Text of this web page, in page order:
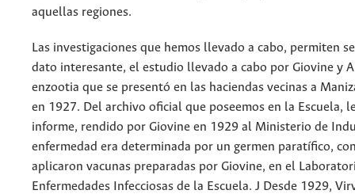
aquellas regiones.
Las investigaciones que hemos llevado a cabo, permiten
dato interesante, el estudio llevado a cabo por Giovine y
enzootia que se presentó en las haciendas vecinas a
en 1927. Del archivo oficial que poseemos en la Escuela,
informe, rendido por Giovine en 1929 al Ministerio de
enfermedad era determinada por un germen paratífico,
aplicaron vacunas preparadas por Giovine, en el
Enfermedades Infecciosas de la Escuela. J Desde 1929,